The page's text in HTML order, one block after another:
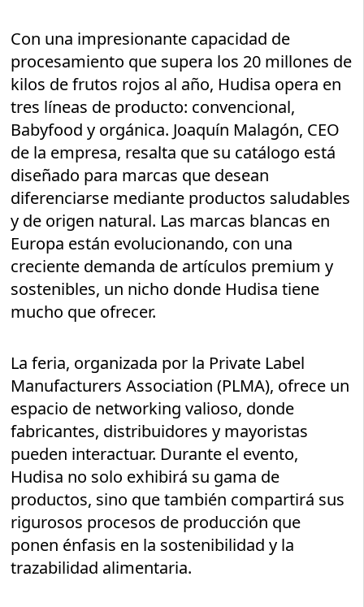
Con una impresionante capacidad de
procesamiento que supera los 20 millones de
kilos de frutos rojos al año, Hudisa opera en
tres líneas de producto: convencional,
Babyfood y orgánica. Joaquín Malagón, CEO
de la empresa, resalta que su catálogo está
diseñado para marcas que desean
diferenciarse mediante productos saludables
y de origen natural. Las marcas blancas en
Europa están evolucionando, con una
creciente demanda de artículos premium y
sostenibles, un nicho donde Hudisa tiene
mucho que ofrecer.
La feria, organizada por la Private Label
Manufacturers Association (PLMA), ofrece un
espacio de networking valioso, donde
fabricantes, distribuidores y mayoristas
pueden interactuar. Durante el evento,
Hudisa no solo exhibirá su gama de
productos, sino que también compartirá sus
rigurosos procesos de producción que
ponen énfasis en la sostenibilidad y la
trazabilidad alimentaria.